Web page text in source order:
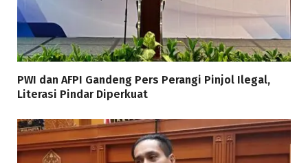
PWI dan AFPI Gandeng Pers Perangi Pinjol Ilegal,
Literasi Pindar Diperkuat